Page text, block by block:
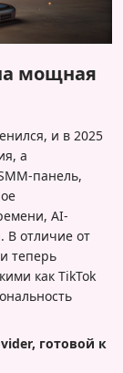
мощная
и в 2025
а
панель,
AI-
В отличие от
теперь
как TikTok
готовой к